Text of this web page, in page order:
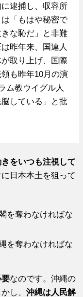
逮捕し、収容所
「もはや秘密で
な恥だ」と非難
昨年来、国連人
取り上げ、国際
も昨年10月の演
ム教ウイグル人
している」と批
をいつも注視して
日本本土を狙って
を奪わなければな
を奪わなければな
要なのです。沖縄の
かし、沖縄は人民解